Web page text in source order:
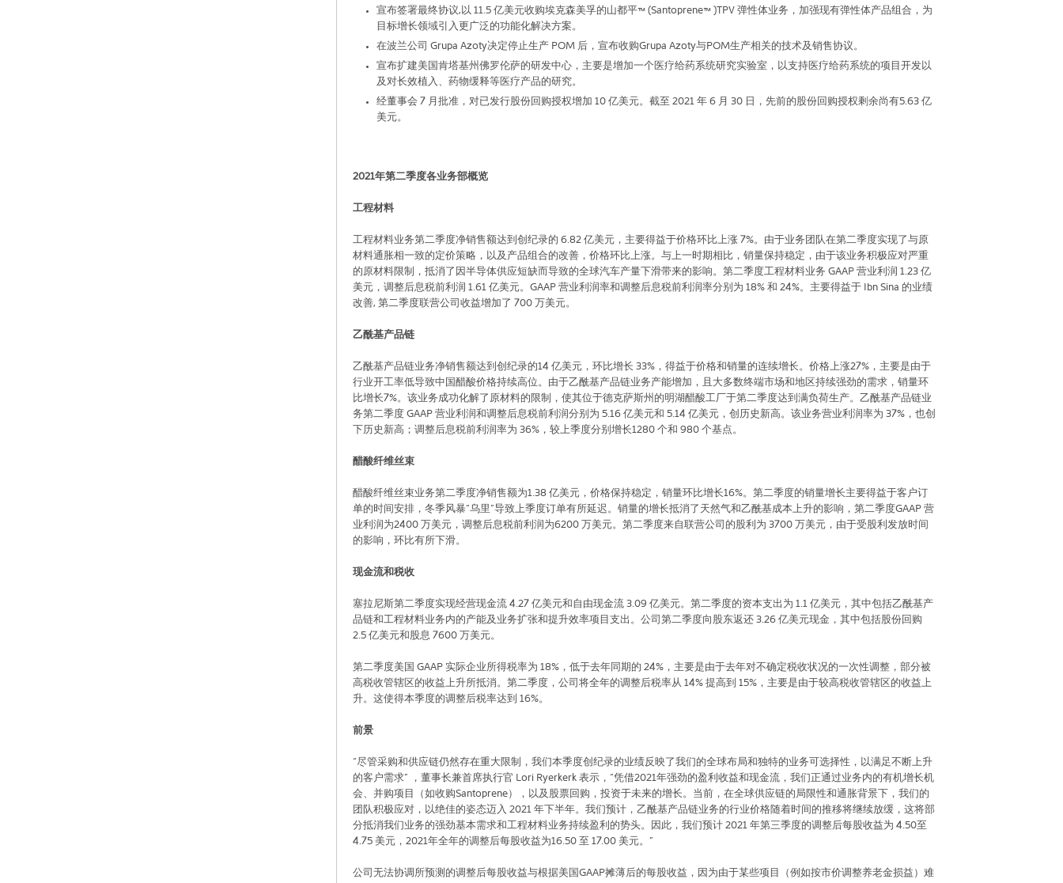
宣布签署最终协议, 以 11.5 亿美元收购埃克森美孚的山都平™ (Santoprene™ )TPV 弹性体业务，加强现有弹性体产品组合，为
目标增长领域引入更广泛的功能化解决方案。
在波兰公司 Grupa Azoty决定停止生产POM 后，宣布收购Grupa Azoty与POM生产相关的技术及销售协议。
宣布扩建美国肯塔基州佛罗伦萨的研发中心，主要是增加一个医疗给药系统研究实验室，以支持医疗给药系统的项目开发以
及对长效植入、药物缓释等医疗产品的研究。
经董事会 7 月批准，对已发行股份回购授权增加 10 亿美元。截至 2021 年6 月 30 日，先前的股份回购授权剩余尚有5.63 亿
美元。
2021年第二季度各业务部概览
工程材料
工程材料业务第二季度净销售额达到创纪录的 6.82 亿美元，主要得益于价格环比上涨7%。由于业务团队在第二季度实现了与原
材料通胀相一致的定价策略，以及产品组合的改善，价格环比上涨。与上一时期相比，销量保持稳定，由于该业务积极应对严重
的原材料限制，抵消了因半导体供应短缺而导致的全球汽车产量下滑带来的影响。第二季度工程材料业务 GAAP 营业利润 1.23 亿
美元，调整后息税前利润 1.61 亿美元。 GAAP 营业利润率和调整后息税前利润率分别为 18% 和 24%。主要得益于Ibn Sina 的业绩
改善, 第二季度联营公司收益增加了 700 万美元。
乙酰基产品链
乙酰基产品链业务净销售额达到创纪录的14 亿美元，环比增长 33%，得益于价格和销量的连续增长。价格上涨27%，主要是由于
行业开工率低导致中国醋酸价格持续高位。由于乙酰基产品链业务产能增加，且大多数终端市场和地区持续强劲的需求，销量环
比增长7%。该业务成功化解了原材料的限制，使其位于德克萨斯州的明湖醋酸工厂于第二季度达到满负荷生产。乙酰基产品链业
务第二季度 GAAP 营业利润和调整后息税前利润分别为 5.16 亿美元和 5.14 亿美元，创历史新高。该业务营业利润率为 37%，也创
下历史新高；调整后息税前利润率为 36%，较上季度分别增长1280 个和 980 个基点。
醋酸纤维丝束
醋酸纤维丝束业务第二季度净销售额为1.38 亿美元，价格保持稳定，销量环比增长16%。第二季度的销量增长主要得益于客户订
单的时间安排，冬季风暴“乌里”导致上季度订单有所延迟。销量的增长抵消了天然气和乙酰基成本上升的影响，第二季度GAAP 营
业利润为2400 万美元，调整后息税前利润为6200 万美元。第二季度来自联营公司的股利为 3700 万美元，由于受股利发放时间
的影响，环比有所下滑。
现金流和税收
塞拉尼斯第二季度实现经营现金流4.27 亿美元和自由现金流3.09 亿美元。第二季度的资本支出为 1.1 亿美元，其中包括乙酰基产
品链和工程材料业务内的产能及业务扩张和提升效率项目支出。公司第二季度向股东返还3.26 亿美元现金，其中包括股份回购
2.5 亿美元和股息 7600 万美元。
第二季度美国 GAAP 实际企业所得税率为 18%，低于去年同期的 24%，主要是由于去年对不确定税收状况的一次性调整，部分被
高税收管辖区的收益上升所抵消。第二季度，公司将全年的调整后税率从 14% 提高到 15%，主要是由于较高税收管辖区的收益上
升。这使得本季度的调整后税率达到 16%。
前景
“尽管采购和供应链仍然存在重大限制，我们本季度创纪录的业绩反映了我们的全球布局和独特的业务可选择性，以满足不断上升
的客户需求”
，董事长兼首席执行官 Lori Ryerkerk 表示，“凭借2021年强劲的盈利收益和现金流，我们正通过业务内的有机增长机
会、并购项目（如收购Santoprene），以及股票回购，投资于未来的增长。当前，在全球供应链的局限性和通胀背景下，我们的
团队积极应对，以绝佳的姿态迈入 2021 年下半年。我们预计，乙酰基产品链业务的行业价格随着时间的推移将继续放缓，这将部
分抵消我们业务的强劲基本需求和工程材料业务持续盈利的势头。因此，我们预计2021 年第三季度的调整后每股收益为 4.50至
4.75 美元， 2021年全年的调整后每股收益为16.50 至 17.00 美元。”
公司无法协调所预测的调整后每股收益与根据美国GAAP摊薄后的每股收益，因为由于某些项目（例如按市价调整养老金损益）难